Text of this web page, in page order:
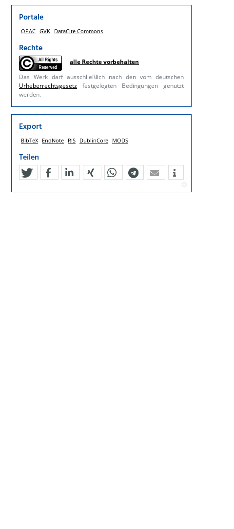
Portale
OPAC GVK DataCite Commons
Rechte
alle Rechte vorbehalten
Das Werk darf ausschließlich nach den vom deutschen
Urheberrechtsgesetz festgelegten Bedingungen genutzt
werden.
Export
BibTeX EndNote RIS DublinCore MODS
Teilen